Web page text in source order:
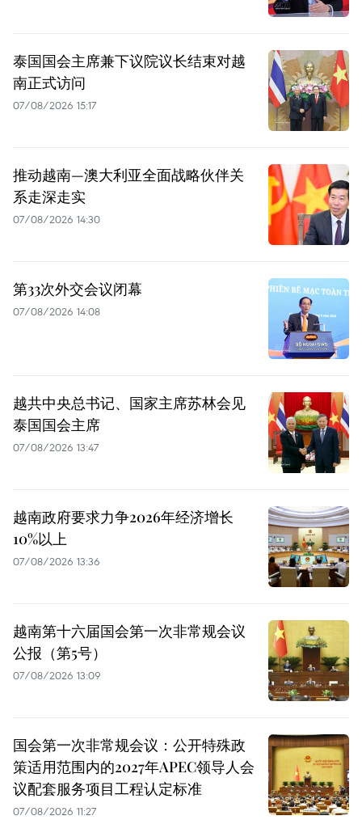
泰国国会主席兼下议院议长结束对越
南正式访问
07/08/2026 15:17
推动越南—澳大利亚全面战略伙伴关
系走深走实
07/08/2026 14:30
第33次外交会议闭幕
07/08/2026 14:08
越共中央总书记、国家主席苏林会见
泰国国会主席
07/08/2026 13:47
越南政府要求力争2026年经济增长
10%以上
07/08/2026 13:36
越南第十六届国会第一次非常规会议
公报（第5号）
07/08/2026 13:09
国会第一次非常规会议：公开特殊政
策适用范围内的2027年APEC领导人会
议配套服务项目工程认定标准
07/08/2026 11:27